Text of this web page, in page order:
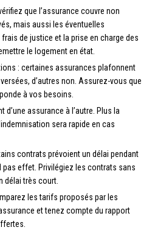
que l’assurance couvre non
mais aussi les éventuelles
de justice et la prise en charge des
le logement en état.
: certaines assurances plafonnent
d’autres non. Assurez-vous que
à vos besoins.
d’une assurance à l’autre. Plus la
sera rapide en cas
contrats prévoient un délai pendant
pas effet. Privilégiez les contrats sans
délai très court.
les tarifs proposés par les
et tenez compte du rapport